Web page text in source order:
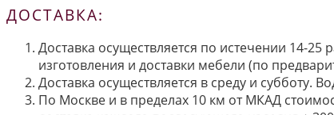
ДОСТАВКА:
Доставка осуществляется по истечении 14-
изготовления и доставки мебели (по
Доставка осуществляется в среду и субботу.
По Москве и в пределах 10 км от МКАД